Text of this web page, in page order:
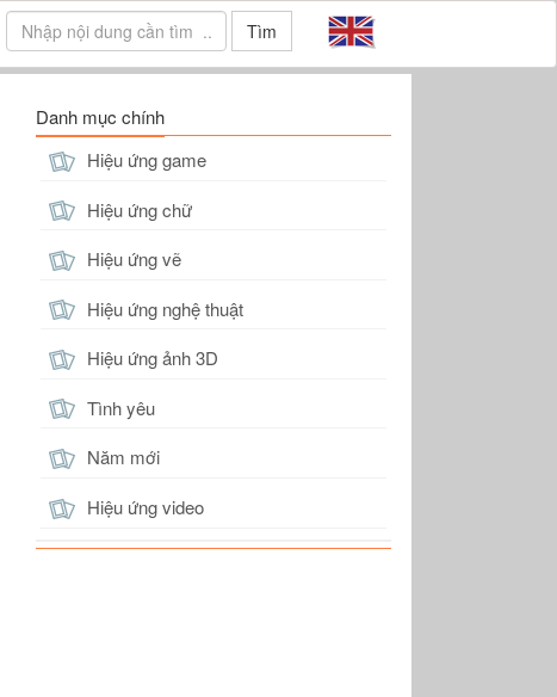
Tìm
Danh mục chính
Hiệu ứng game
Hiệu ứng chữ
Hiệu ứng vẽ
Hiệu ứng nghệ thuật
Hiệu ứng ảnh 3D
Tình yêu
Năm mới
Hiệu ứng video